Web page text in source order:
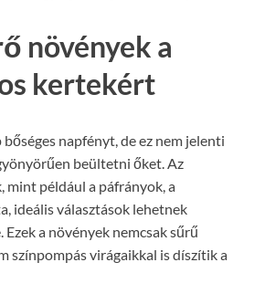
növények a
kertekért
napfényt, de ez nem jelenti
beültetni őket. Az
mint például a páfrányok, a
ideális választások lehetnek
a növények nemcsak sűrű
színpompás virágaikkal is díszítik a